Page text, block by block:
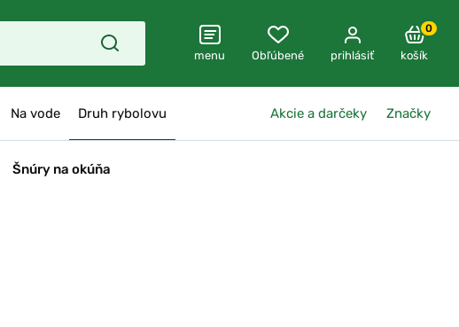
menu Obľúbené prihlásiť
0
košík
Na vode Druh rybolovu Akcie a darčeky Značky
Šnúry na okúňa